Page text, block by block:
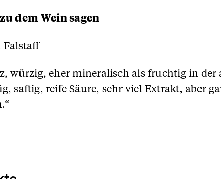
dem Wein sagen
Falstaff
würzig, eher mineralisch als fruchtig in
saftig, reife Säure, sehr viel Extrakt, aber